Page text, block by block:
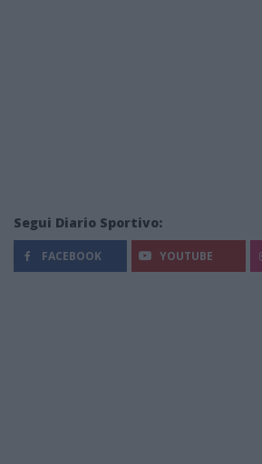
Segui Diario Sportivo:
FACEBOOK YOUTUBE